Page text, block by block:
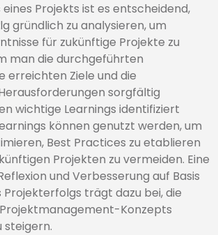
Projekts ist es entscheidend,
gründlich zu analysieren, um
für zukünftige Projekte zu
man die durchgeführten
erreichten Ziele und die
sorgfältig
wichtige Learnings identifiziert
können genutzt werden, um
Best Practices zu etablieren
Projekten zu vermeiden. Eine
und Verbesserung auf Basis
Projekterfolgs trägt dazu bei, die
Konzepts
steigern.